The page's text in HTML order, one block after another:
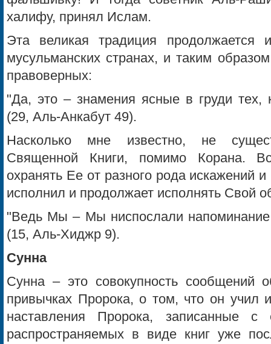
халифу, принял Ислам.
Эта великая традиция
мусульманских странах, и таким
правоверных:
"Да, это – знамения ясные в груди тех,
(29, Аль-Анкабут 49).
Насколько мне известно, не
Священной Книги, помимо Корана.
охранять Ее от разного рода искажений
исполнил и продолжает исполнять Свой
"Ведь Мы – Мы ниспослали
(15, Аль-Хиджр 9).
Сунна
Сунна – это совокупность сообщений
привычках Пророка, о том, что он учил
наставления Пророка, записанные
распространяемых в виде книг уже